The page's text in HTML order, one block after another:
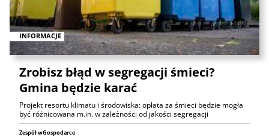
INFORMACJE
Zrobisz błąd w segregacji śmieci?
Gmina będzie karać
Projekt resortu klimatu i środowiska: opłata za śmieci będzie mogła
być różnicowana m.in. w zależności od jakości segregacji
Zespół wGospodarce